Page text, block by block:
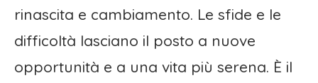
rinascita e cambiamento. Le sfide e le
difficoltà lasciano il posto a nuove
opportunità e a una vita più serena. È il